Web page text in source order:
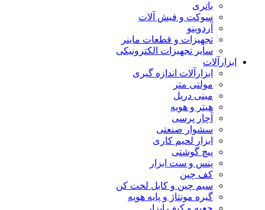
باتری
سوکت و فیش آلات
آردوینو
تجهیزات و قطعات ماینر
سایر تجهیزات الکترونیکی
ابزارآلات
ابزارآلات اندازه گیری
مولتی متر
مینی دریل
هیتر و هویه
آچار پرسی
سشوار صنعتی
ابزار لحیم کاری
پیچ گوشتی
پنس و ست ابزار
کف چین
سیم چین و کابل لخت کن
گیره مونتاژ و پایه هویه
جعبه و کیف ابزار